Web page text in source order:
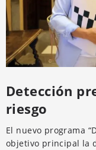
Detección
riesgo
El nuevo programa
objetivo principal la